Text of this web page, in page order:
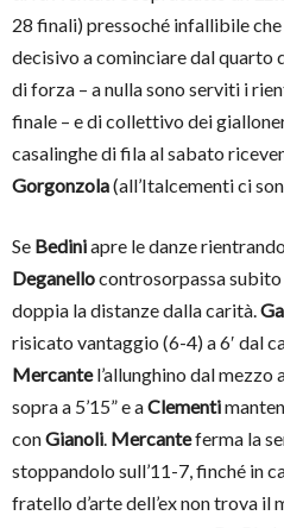
28 finali) pressoché infallibile
decisivo a cominciare dal quarto
di forza – a nulla sono serviti i
finale – e di collettivo dei
casalinghe di fila al sabato
Gorgonzola(all’Italcementi ci
Se Bediniapre le danze
Deganellocontrosorpassa
doppia la distanze dalla carità.
risicato vantaggio (6-4) a 6′ dal
Mercantel’allunghino dal mezzo
sopra a 5’15” e aClementi
conGianoli. Mercanteferma la
stoppandolo sull’11-7, finché in
fratello d’arte dell’ex non trova il